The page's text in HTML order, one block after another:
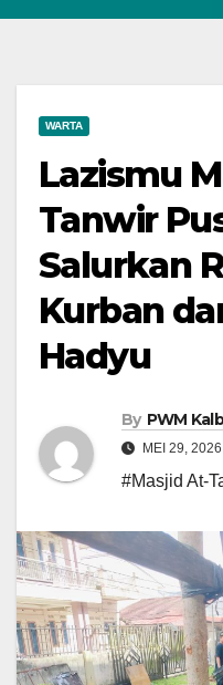
WARTA
Lazismu
Tanwir
Salurkan
Kurban
Hadyu
By PWM
MEI 29, 2026
#Masjid At-